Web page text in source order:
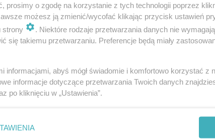
porady lekarskiej. Redakcja serwisu dokłada wszelkich
serwisu nie ponoszą odpowiedzialności wynikającej z
w rozumieniu art. 3 ust 1 ustawy o działalności leczniczej.
prosimy o zgodę na korzystanie z tych technologii poprzez
możesz ją zmienić/wycofać klikając przycisk ustawień
strony
. Niektóre rodzaje przetwarzania danych nie
się takiemu przetwarzaniu. Preferencje będą miały
informacjami, abyś mógł świadomie i komfortowo korzystać z
informacje dotyczące przetwarzania Twoich danych
po kliknięciu w „Ustawienia”.